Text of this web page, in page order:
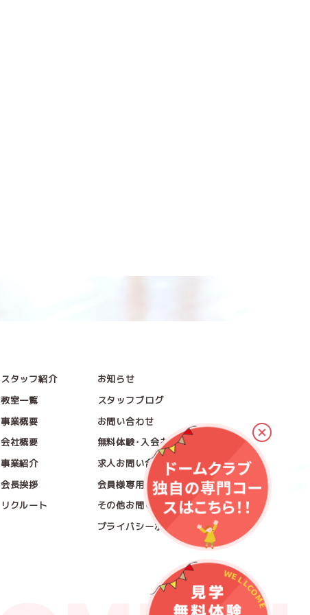
スタッフ紹介
教室一覧
事業概要
会社概要
事業紹介
会長挨拶
リクルート
お知らせ
スタッフブログ
お問い合わせ
無料体験･入会お問い合わせ
求人お問い合わせ
会員様専用お問い合わせ
その他お問い合わせ
プライバシーポリシー